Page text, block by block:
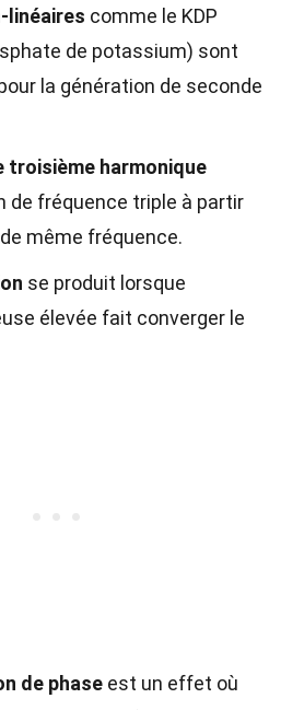
linéaires comme le KDP
de potassium) sont
la génération de seconde
troisième harmonique
de fréquence triple à partir
même fréquence.
se produit lorsque
élevée fait converger le
de phase est un effet où